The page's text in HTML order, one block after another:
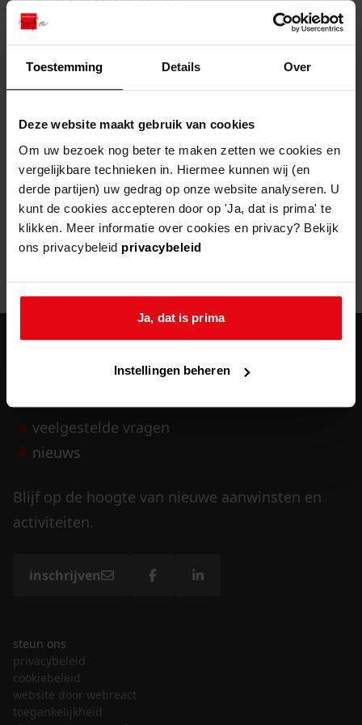
Toestemming Details Over
Deze website maakt gebruik van cookies
Om uw bezoek nog beter te maken zetten we cookies en
vergelijkbare technieken in. Hiermee kunnen wij (en
derde partijen) uw gedrag op onze website analyseren. U
kunt de cookies accepteren door op 'Ja, dat is prima' te
klikken. Meer informatie over cookies en privacy? Bekijk
ons privacybeleid privacybeleid
Ja, dat is prima
Instellingen beheren
bouwvergunningen
omgevingsvergunningen
vergunningen
uitleg nodig?
Wij helpen u op weg met een aantal zoektips.
bekijk alle zoektips
Wij helpen u op weg met een aantal zoektips.
bekijk alle zoektips
bekijk ons geschiedenislokaal
advisering en toezicht
beleidsplan
gemeenschappelijke regeling
publiek jaarverslag
steun het archief
U kunt ook Vriend worden en het Westfries
Archief steunen.
meer weten
zoektips
Door een fout tijdens het verwerken van deze pagina is het niet
404- Not Found
Mogelijk kunt u deze pagina niet bezoeken door:
een verouderde bladwijzer/favoriet
veelgestelde vragen
nieuws
Blijf op de hoogte van nieuwe aanwinsten en
activiteiten.
inschrijven
steun ons
privacybeleid
cookiebeleid
website door webreact
toegankelijkheid